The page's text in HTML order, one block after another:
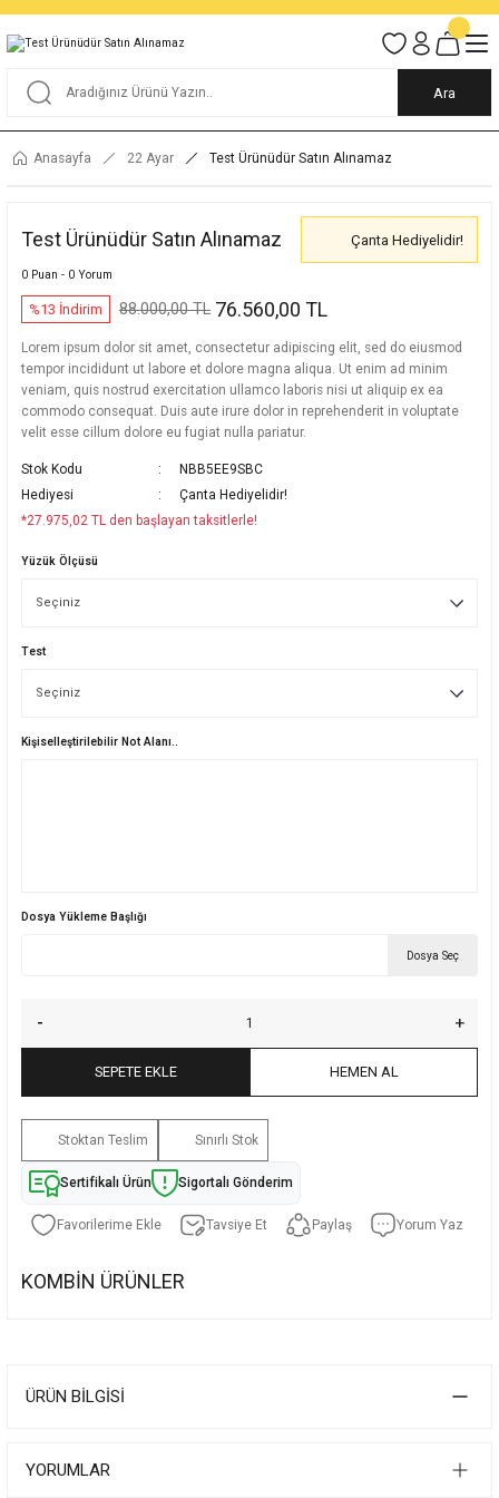
Tüm Alışverişlerde KARGO BEDAVA
Garantili Ve Sigortalı Kargo
Ankara İçi Elden Teslimat İmkanı
24/7 Müşteri Destek Hizmeti
Ara
Anasayfa 22 Ayar Test Ürünüdür Satın Alınamaz
Hediyelidir
Test Ürünüdür Satın Alınamaz Çanta Hediyelidir!
0 Puan - 0 Yorum
%13 İndirim 88.000,00 TL 76.560,00 TL
Lorem ipsum dolor sit amet, consectetur adipiscing elit, sed do eiusmod
tempor incididunt ut labore et dolore magna aliqua. Ut enim ad minim
veniam, quis nostrud exercitation ullamco laboris nisi ut aliquip ex ea
commodo consequat. Duis aute irure dolor in reprehenderit in voluptate
velit esse cillum dolore eu fugiat nulla pariatur.
Stok Kodu
NBB5EE9SBC
Hediyesi
Çanta Hediyelidir!
*27.975,02 TL den başlayan taksitlerle!
Yüzük Ölçüsü
Test
Kişiselleştirilebilir Not Alanı..
Dosya Yükleme Başlığı
Dosya Seç
SEPETE EKLE HEMEN AL
Stoktan Teslim Sınırlı Stok
Sertifikalı Ürün Sigortalı Gönderim
Tavsiye Et Paylaş Yorum Yaz
KOMBİN ÜRÜNLER
ÜRÜN BILGISI
YORUMLAR